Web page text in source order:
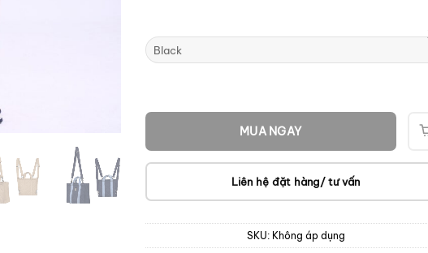
MUA NGAY
Liên hệ đặt hàng/ tư vấn
SKU: Không áp dụng